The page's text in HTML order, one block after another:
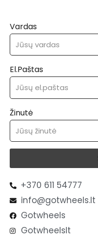
Vardas
El.Paštas
Žinutė
+370 611 54777
info@gotwheels.lt
Gotwheels
Gotwheelslt